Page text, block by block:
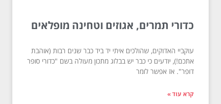
כדורי תמרים, אגוזים וטחינה מופלאים
עוקביי האדוקים, שהולכים איתי יד ביד כבר שנים רבות (אוהבת
אתכם!), יודעים כי כבר יש בבלוג מתכון מעולה בשם "כדורי סופר
דופר". אז אפשר לומר
קרא עוד »